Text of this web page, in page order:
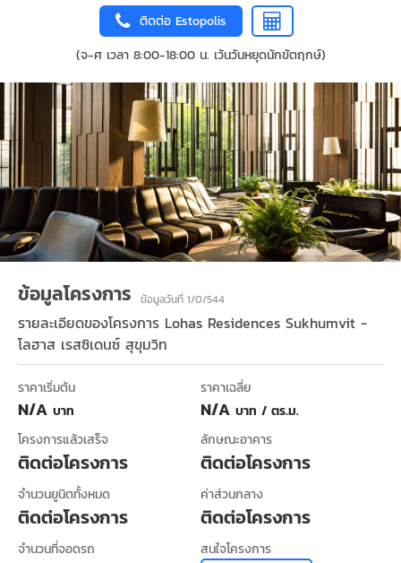
ติดต่อ Estopolis
(จ-ศ เวลา 8:00-18:00 น. เว้นวันหยุดนักขัตฤกษ์)
ข้อมูลโครงการ ข้อมูลวันที่ 1/0/544
รายละเอียดของโครงการ Lohas Residences Sukhumvit -
โลฮาส เรสซิเดนซ์ สุขุมวิท
ราคาเริ่มต้น
N/A บาท
ราคาเฉลี่ย
N/A บาท / ตร.ม.
โครงการแล้วเสร็จ
ติดต่อโครงการ
ลักษณะอาคาร
ติดต่อโครงการ
จำนวนยูนิตทั้งหมด
ติดต่อโครงการ
ค่าส่วนกลาง
ติดต่อโครงการ
จำนวนที่จอดรถ
สนใจโครงการ